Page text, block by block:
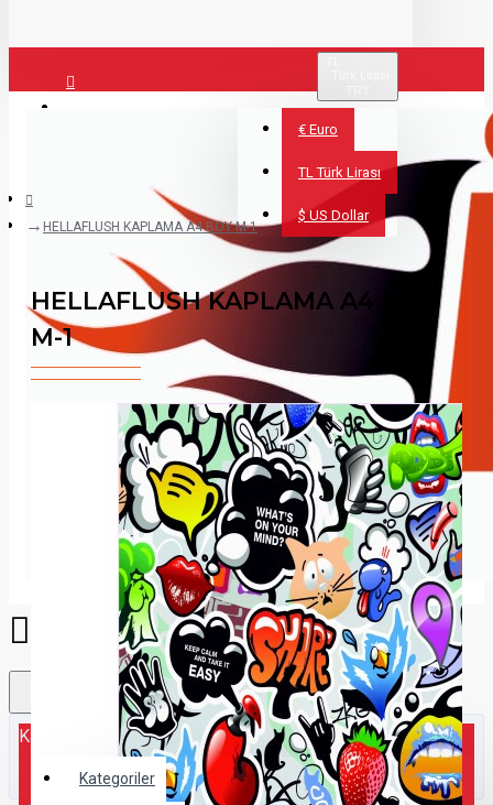
€ Euro
TL Türk Lirası
$ US Dollar
Kategoriler
Kategoriler
HELLAFLUSH KAPLAMA A4 BOY M-1
HELLAFLUSH KAPLAMA A4 BOY
M-1